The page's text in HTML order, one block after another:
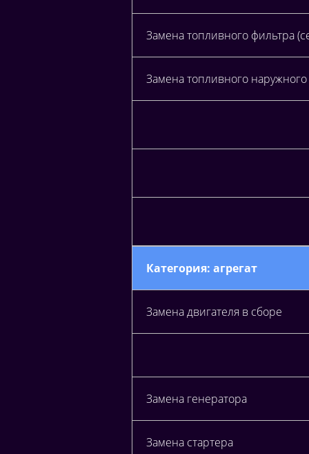
Замена топливного фильтра
Замена топливного
Категория: агрегат
Замена двигателя в сборе
Замена генератора
Замена стартера